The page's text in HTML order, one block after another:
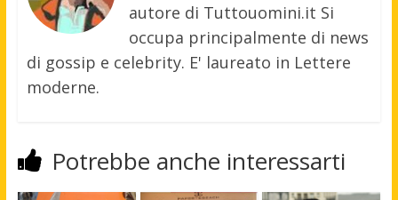
autore di Tuttouomini.it Si
occupa principalmente di news
di gossip e celebrity. E' laureato in Lettere
moderne.
Potrebbe anche interessarti